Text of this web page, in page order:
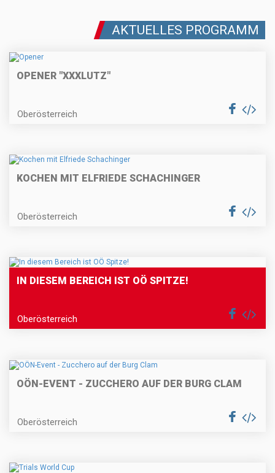
AKTUELLES PROGRAMM
OPENER "XXXLUTZ"
Oberösterreich
KOCHEN MIT ELFRIEDE SCHACHINGER
Oberösterreich
IN DIESEM BEREICH IST OÖ SPITZE!
Oberösterreich
OÖN-EVENT - ZUCCHERO AUF DER BURG CLAM
Oberösterreich